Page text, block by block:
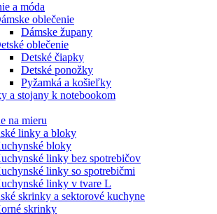
a móda
oblečenie
Dámske župany
oblečenie
Detské čiapky
Detské ponožky
Pyžamká a košieľky
a stojany k notebookom
na mieru
linky a bloky
bloky
linky bez spotrebičov
linky so spotrebičmi
linky v tvare L
skrinky a sektorové kuchyne
skrinky